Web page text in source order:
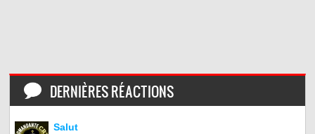
DERNIÈRES RÉACTIONS
Salut